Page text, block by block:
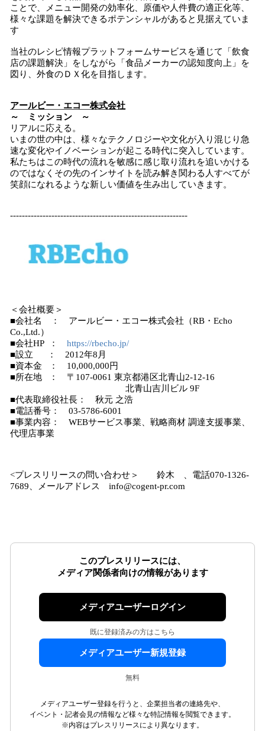
ことで、メニュー開発の効率化、原価や人件費の適正化等、
様々な課題を解決できるポテンシャルがあると見据えていま
す
当社のレシピ情報プラットフォームサービスを通じて「飲食
店の課題解決」をしながら「食品メーカーの認知度向上」を
図り、外食のＤＸ化を目指します。
アールビー・エコー株式会社
～ ミッション ～
リアルに応える。
いまの世の中は、様々なテクノロジーや文化が入り混じり急
速な変化やイノベーションが起こる時代に突入しています。
私たちはこの時代の流れを敏感に感じ取り流れを追いかける
のではなくその先のインサイトを読み解き関わる人すべてが
笑顔になれるような新しい価値を生み出していきます。
------------------------------------------------------------
＜会社概要＞
■会社名 ： アールビー・エコー株式会社（RB・Echo
Co.,Ltd.）
■会社HP ： https://rbecho.jp/
■設立 ： 2012年8月
■資本金 ： 10,000,000円
■所在地 ： 〒107-0061 東京都港区北青山2-12-16
北青山吉川ビル 9F
■代表取締役社長： 秋元 之浩
■電話番号： 03-5786-6001
■事業内容： WEBサービス事業、戦略商材 調達支援事業、
代理店事業
<プレスリリースの問い合わせ＞ 鈴木 、電話070-1326-
7689、メールアドレス info@cogent-pr.com
このプレスリリースには、
メディア関係者向けの情報があります
メディアユーザーログイン
既に登録済みの方はこちら
メディアユーザー新規登録
無料
メディアユーザー登録を行うと、企業担当者の連絡先や、
イベント・記者会見の情報など様々な特記情報を閲覧できます。
※内容はプレスリリースにより異なります。